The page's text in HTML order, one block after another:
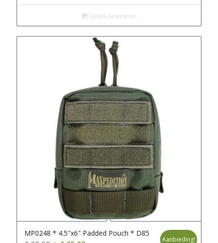
was:
is:
€ 15,00.
Opties selecteren
MP0248 * 4.5″x6″ Padded Pouch * D85
Aanbieding!